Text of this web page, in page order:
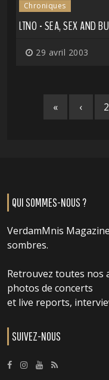
Chroniques
LTNO - SEA, SEX AND
29 avril 2003
« ‹ 2
QUI SOMMES-NOUS ?
VerdamMnis
sombres.
Retrouvez toutes nos
photos de concerts
et live reports,
SUIVEZ-NOUS